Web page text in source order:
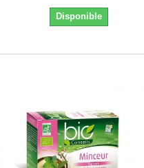
Disponible